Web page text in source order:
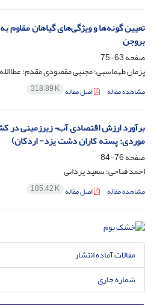
تعیین گونه‌ها و ویژگی‌های گیاهان مقاوم
بروجن
صفحه63-75
پژمان طهماسبی؛ مجتبی مقصودی مقدم؛
مشاهده مقاله اصل مقاله 318.89 K
برآورد ارزش اقتصادی آب¬ زیرزمینی در
موردی: پسته کاران دشت یزد- اردکان)
صفحه76-84
احمد فتاحی؛ سعید یزدانی
مشاهده مقاله اصل مقاله 185.42 K
مقالات آماده انتشار
شماره جاری